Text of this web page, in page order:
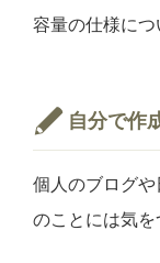
容量の仕様につ
自分で作
個人のブログ
のことには気を